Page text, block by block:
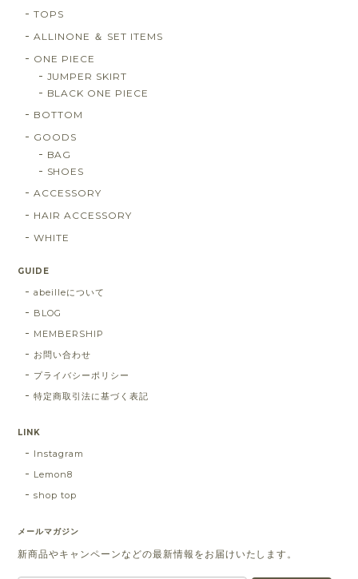
TOPS
ALLINONE ＆ SET ITEMS
ONE PIECE
JUMPER SKIRT
BLACK ONE PIECE
BOTTOM
GOODS
BAG
SHOES
ACCESSORY
HAIR ACCESSORY
WHITE
GUIDE
abeilleについて
BLOG
MEMBERSHIP
お問い合わせ
プライバシーポリシー
特定商取引法に基づく表記
LINK
Instagram
Lemon8
shop top
メールマガジン
新商品やキャンペーンなどの最新情報をお届けいたします。